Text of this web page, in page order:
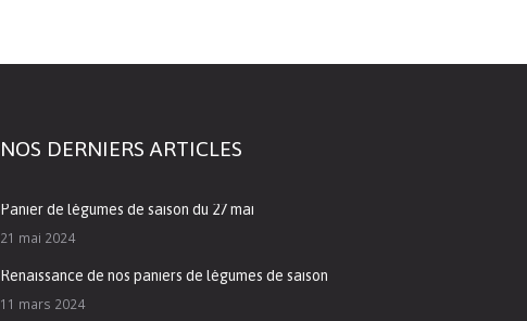
NOS DERNIERS ARTICLES
Panier de légumes de saison du 27 mai
21 mai 2024
Renaissance de nos paniers de légumes de saison
11 mars 2024